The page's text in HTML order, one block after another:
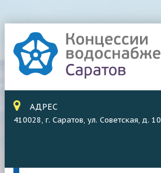
АДРЕС
410028, г. Саратов, ул. Советская, д. 10